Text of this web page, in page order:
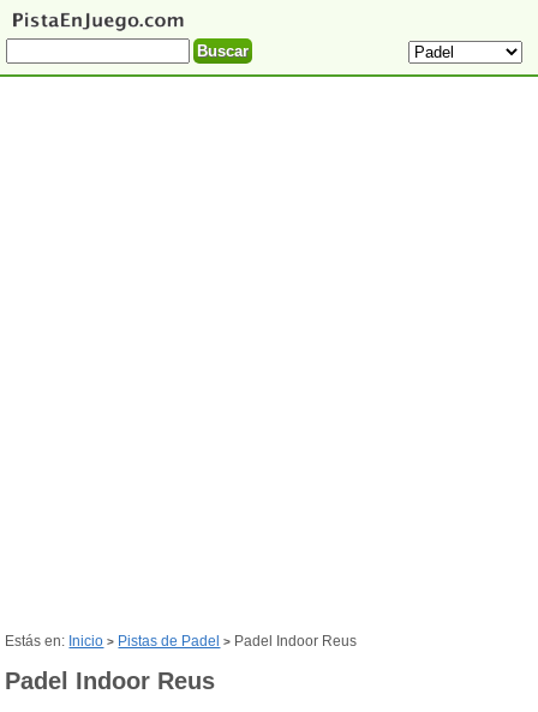
Estás en: Inicio > Pistas de Padel > Padel Indoor Reus
Padel Indoor Reus